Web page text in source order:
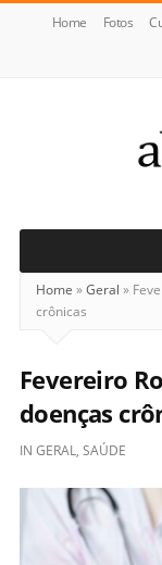
Home Fotos
Notícias
Home »Geral »
crônicas
Fevereiro
doenças
IN GERAL, SAÚDE